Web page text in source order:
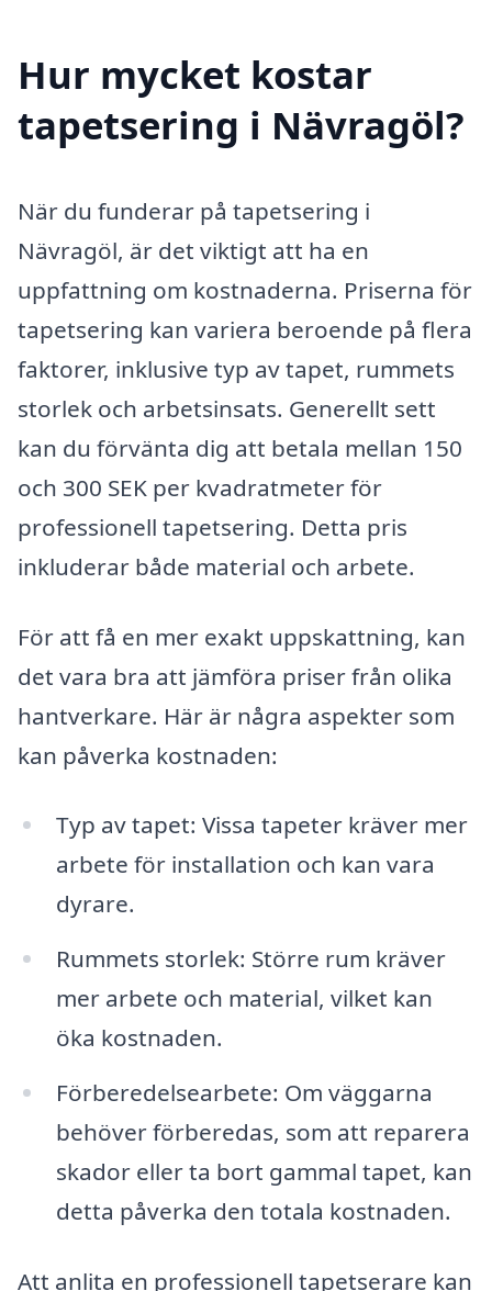
Hur mycket kostar
tapetsering i Nävragöl?
När du funderar på tapetsering i
Nävragöl, är det viktigt att ha en
uppfattning om kostnaderna. Priserna för
tapetsering kan variera beroende på flera
faktorer, inklusive typ av tapet, rummets
storlek och arbetsinsats. Generellt sett
kan du förvänta dig att betala mellan 150
och 300 SEK per kvadratmeter för
professionell tapetsering. Detta pris
inkluderar både material och arbete.
För att få en mer exakt uppskattning, kan
det vara bra att jämföra priser från olika
hantverkare. Här är några aspekter som
kan påverka kostnaden:
Typ av tapet: Vissa tapeter kräver mer
arbete för installation och kan vara
dyrare.
Rummets storlek: Större rum kräver
mer arbete och material, vilket kan
öka kostnaden.
Förberedelsearbete: Om väggarna
behöver förberedas, som att reparera
skador eller ta bort gammal tapet, kan
detta påverka den totala kostnaden.
Att anlita en professionell tapetserare kan